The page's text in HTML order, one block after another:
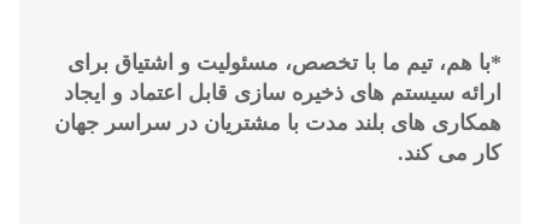
*با هم، تیم ما با تخصص، مسئولیت و اشتیاق برای
ارائه سیستم های ذخیره سازی قابل اعتماد و ایجاد
همکاری های بلند مدت با مشتریان در سراسر جهان
کار می کند.